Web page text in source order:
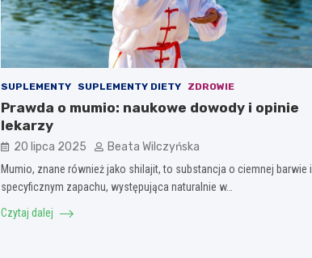
SUPLEMENTY SUPLEMENTY DIETY ZDROWIE
Prawda o mumio: naukowe dowody i opinie
lekarzy
20 lipca 2025 Beata Wilczyńska
Mumio, znane również jako shilajit, to substancja o ciemnej barwie i
specyficznym zapachu, występująca naturalnie w…
Czytaj dalej